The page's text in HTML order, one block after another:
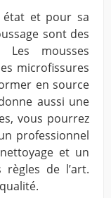
et pour sa
sont des
mousses
microfissures
en source
aussi une
vous pourrez
professionnel
et un
de l’art.